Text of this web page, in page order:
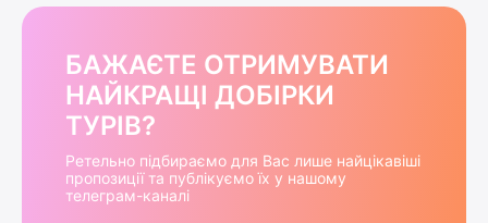
БАЖАЄТЕ ОТРИМУВАТИ
НАЙКРАЩІ ДОБІРКИ
ТУРІВ?
Ретельно підбираємо для Вас лише найцікавіші
пропозиції та публікуємо їх у нашому
телеграм-каналі